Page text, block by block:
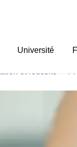
Université